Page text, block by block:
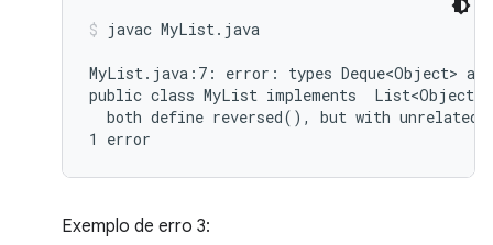
javac MyList.java
MyList.java:7: error: types Deque<Object>
public class MyList implements  List<Object>,
both define reversed(), but with unrelated
Exemplo de erro 3: